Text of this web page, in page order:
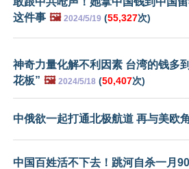
这件事 🖼️ 2024/5/19 (55,327次)
神奇力量化解不利因素 台湾的钱多
花板” 🖼️ 2024/5/18 (50,407次)
中俄欲一起打通北极航道 再与美欧
中国百姓活不下去！跳河自杀一月